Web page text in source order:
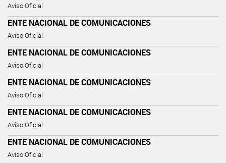
Aviso Oficial
ENTE NACIONAL DE COMUNICACIONES
Aviso Oficial
ENTE NACIONAL DE COMUNICACIONES
Aviso Oficial
ENTE NACIONAL DE COMUNICACIONES
Aviso Oficial
ENTE NACIONAL DE COMUNICACIONES
Aviso Oficial
ENTE NACIONAL DE COMUNICACIONES
Aviso Oficial